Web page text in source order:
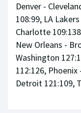
Denver -
108:99, LA
Charlotte
New Orleans -
Washington
112:126,
Detroit 121:109,